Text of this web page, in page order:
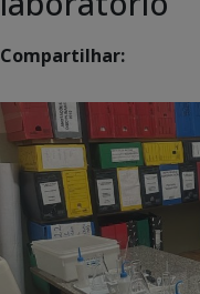
Compartilhar: